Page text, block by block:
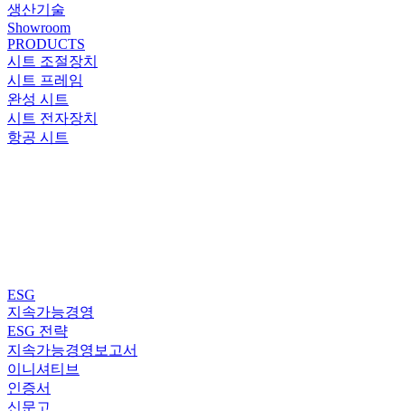
생산기술
Showroom
PRODUCTS
시트 조절장치
시트 프레임
완성 시트
시트 전자장치
항공 시트
ESG
지속가능경영
ESG 전략
지속가능경영보고서
이니셔티브
인증서
신문고